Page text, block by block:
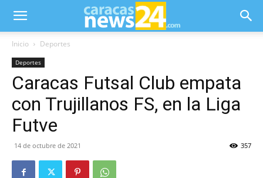
Inicio Deportes
Deportes
Caracas Futsal Club empata
con Trujillanos FS, en la Liga
Futve
14 de octubre de 2021 357